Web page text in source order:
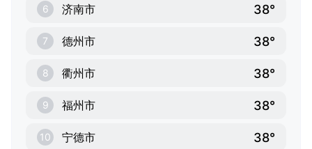
6 济南市 38°
7 德州市 38°
8 衢州市 38°
9 福州市 38°
10 宁德市 38°